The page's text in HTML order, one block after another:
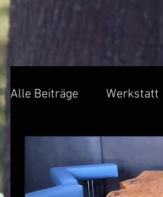
Alle Beiträge Werkstatt
Badezimmer